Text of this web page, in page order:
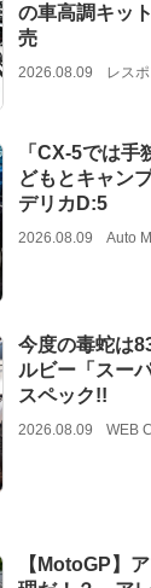
の車高調キッ
売
2026.08.09 レス
「CX-5では
どもとキャン
デリカD:5
2026.08.09 Auto
今度の毒蛇は
ルビー「スー
スペック!!
2026.08.09 WEB
【MotoGP】